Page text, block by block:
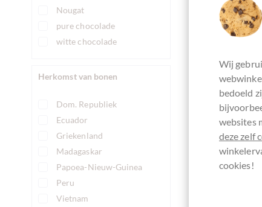
Nougat
pure chocolade
witte chocolade
Herkomst van bonen
Dom. Republiek
Ecuador
Griekenland
Madagaskar
Papoea-Nieuw-Guinea
Peru
Vietnam
Wij
bedoeld
websites
deze zelf
cookies!